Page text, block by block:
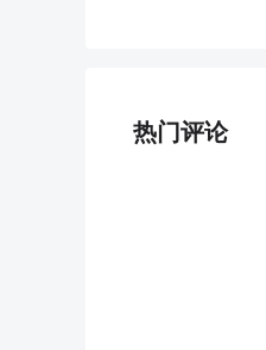
热门评论